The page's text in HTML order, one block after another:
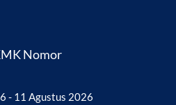
Nomor
- 11 Agustus 2026